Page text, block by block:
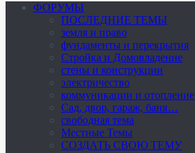
ФОРУМЫ
ПОСЛЕДНИЕ ТЕМЫ
земля и право
фундаменты и перекрытия
Стройка и Домовладение
стены и конструкции
электричество
коммуникации и отопление
Cад, двор, гараж, баня…
свободная тема
Местные Темы
СОЗДАТЬ СВОЮ ТЕМУ